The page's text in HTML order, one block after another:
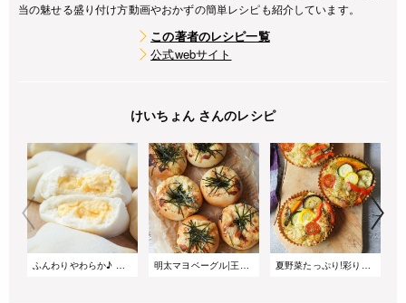
当の魅せる盛り付け方動画やおかずの簡単レシピも紹介しています。
この著者のレシピ一覧
公式webサイト
けいちょん さんのレシピ
ふんわりやわらか♪ 白いクリームパン 明太マヨベーグル|王道の食事系ベーグルレシピ 夏野菜たっぷり!彩り豊かなごちそうフォカッチャ